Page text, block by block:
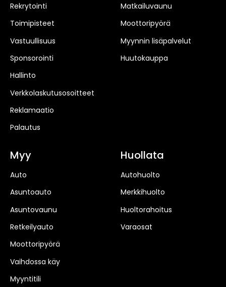
Rekrytointi
Toimipisteet
Vastuullisuus
Sponsorointi
Hallinto
Verkkolaskutusosoitteet
Reklamaatio
Palautus
Matkailuvaunu
Moottoripyörä
Myynnin lisäpalvelut
Huutokauppa
Myy
Auto
Asuntoauto
Asuntovaunu
Retkeilyauto
Moottoripyörä
Vaihdossa käy
Myyntitili
Huollata
Autohuolto
Merkkihuolto
Huoltorahoitus
Varaosat